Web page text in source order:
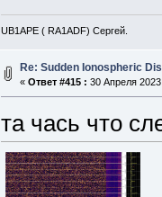
UB1APE ( RA1ADF) Сергей.
Re: Sudden Ionospheric
« Ответ #415 : 30 Апреля
та чась что